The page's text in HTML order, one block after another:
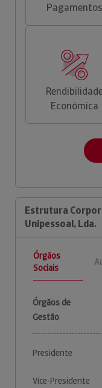
Pagamentos
Económica
Estrutura
Unipessoal, Lda.
Órgãos
Sociais
Órgãos de
Gestão
Presidente
Vice-Presidente